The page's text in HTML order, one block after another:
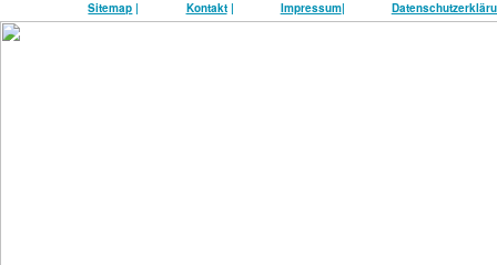
Sitemap | Kontakt| Impressum|